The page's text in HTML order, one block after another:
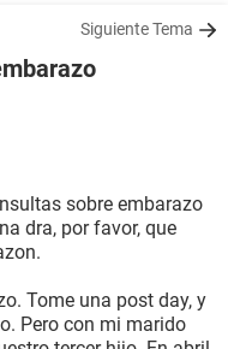
Siguiente Tema
sobre embarazo
dra, por favor, que
Tome una post day, y
Pero con mi marido